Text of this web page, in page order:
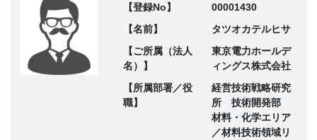
【登録No】
00001430
【名前】
タツオカテルヒサ
【ご所属（法人
名）】
東京電力ホールデ
ィングス株式会社
【所属部署／役
職】
経営技術戦略研究
所 技術開発部
材料・化学エリア
／材料技術領域リ